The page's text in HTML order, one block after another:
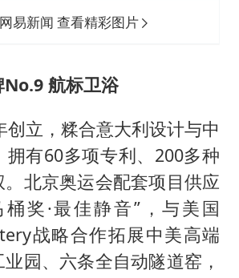
易新闻 查看精彩图片
航标卫浴
创立，糅合意大利设计与中
拥有60多项专利、200多种
。北京奥运会配套项目供应
奖·最佳静音”，与美国
战略合作拓展中美高端
园、六条全自动隧道窑，